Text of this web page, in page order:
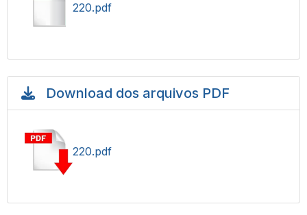
220.pdf
Download dos arquivos PDF
220.pdf